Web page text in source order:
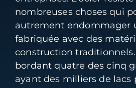
nombreuses choses qui
autrement endommager
fabriquée avec des
construction traditionnels.
bordant quatre des cinq
ayant des milliers de lacs